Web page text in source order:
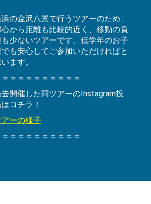
の金沢八景で行うツアーのため、
から距離も比較的近く、移動の負
少ないツアーです。低学年のお子
も安心してご参加いただければと
ます。
＝＝＝＝＝＝＝＝＝＝
開催した同ツアーのInstagram投
コチラ！
アーの様子
＝＝＝＝＝＝＝＝＝＝